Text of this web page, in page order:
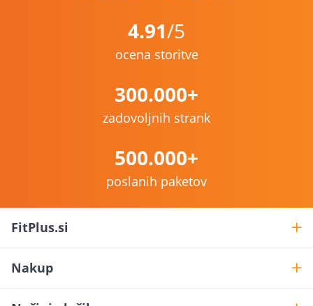
4.91/5
ocena storitve
300.000+
zadovoljnih strank
500.000+
poslanih paketov
FitPlus.si
Nakup